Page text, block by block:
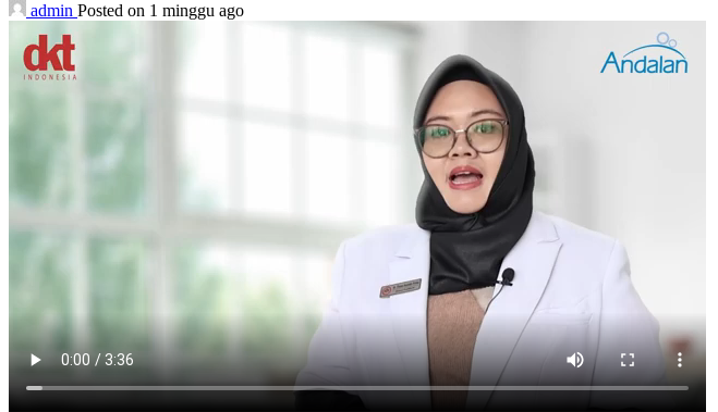
admin Posted on 1 minggu ago